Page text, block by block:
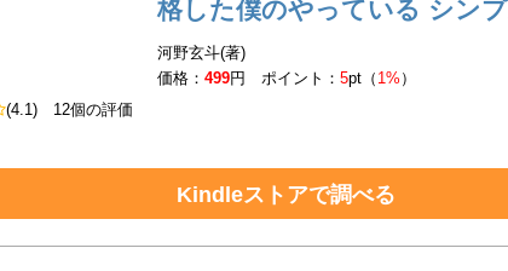
格した僕のやっている シン
河野玄斗(著)
価格：499円 ポイント：5pt（ 1% ）
(4.1) 12個の評価
Kindleストアで調べる